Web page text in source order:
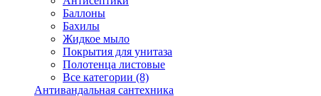
Баллоны
Бахилы
Жидкое мыло
Покрытия для унитаза
Полотенца листовые
Все категории (8)
Антивандальная сантехника